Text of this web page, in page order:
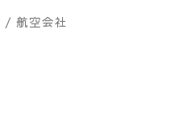
/ 航空会社